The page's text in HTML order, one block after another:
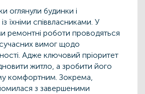
оглянули будинки і
їхніми співвласниками. У
ремонтні роботи проводяться
вимог щодо
Адже ключовий пріоритет
житло, а зробити його
комфортним. Зокрема,
з завершеними